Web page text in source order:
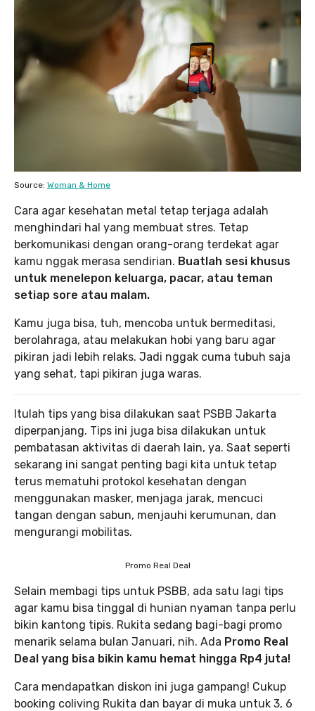
Source: Woman & Home
Cara agar kesehatan metal tetap terjaga adalah
menghindari hal yang membuat stres. Tetap
berkomunikasi dengan orang-orang terdekat agar
kamu nggak merasa sendirian. Buatlah sesi khusus
untuk menelepon keluarga, pacar, atau teman
setiap sore atau malam.
Kamu juga bisa, tuh, mencoba untuk bermeditasi,
berolahraga, atau melakukan hobi yang baru agar
pikiran jadi lebih relaks. Jadi nggak cuma tubuh saja
yang sehat, tapi pikiran juga waras.
Itulah tips yang bisa dilakukan saat PSBB Jakarta
diperpanjang. Tips ini juga bisa dilakukan untuk
pembatasan aktivitas di daerah lain, ya. Saat seperti
sekarang ini sangat penting bagi kita untuk tetap
terus mematuhi protokol kesehatan dengan
menggunakan masker, menjaga jarak, mencuci
tangan dengan sabun, menjauhi kerumunan, dan
mengurangi mobilitas.
Promo Real Deal
Selain membagi tips untuk PSBB, ada satu lagi tips
agar kamu bisa tinggal di hunian nyaman tanpa perlu
bikin kantong tipis. Rukita sedang bagi-bagi promo
menarik selama bulan Januari, nih. Ada Promo Real
Deal yang bisa bikin kamu hemat hingga Rp4 juta!
Cara mendapatkan diskon ini juga gampang! Cukup
booking coliving Rukita dan bayar di muka untuk 3, 6